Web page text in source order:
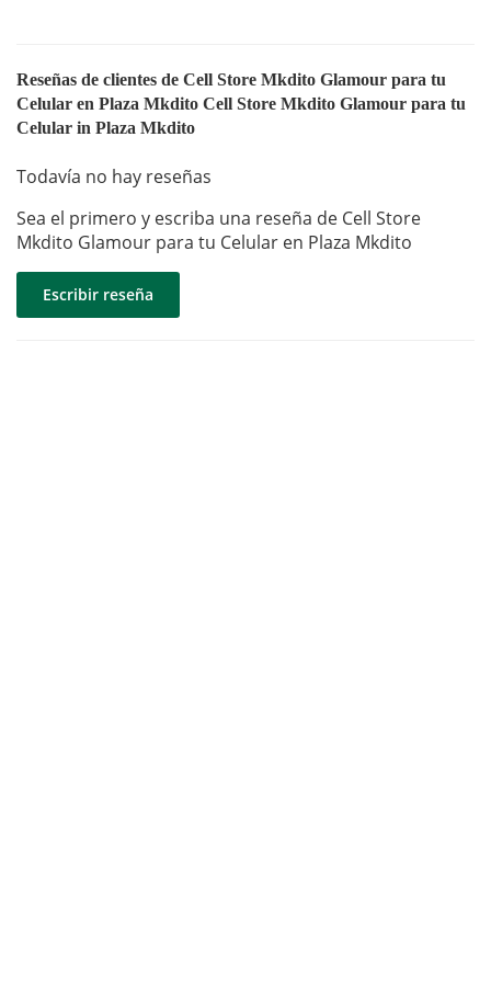
Reseñas de clientes de Cell Store Mkdito Glamour para tu
Celular en Plaza Mkdito Cell Store Mkdito Glamour para tu
Celular in Plaza Mkdito
Todavía no hay reseñas
Sea el primero y escriba una reseña de Cell Store
Mkdito Glamour para tu Celular en Plaza Mkdito
Escribir reseña